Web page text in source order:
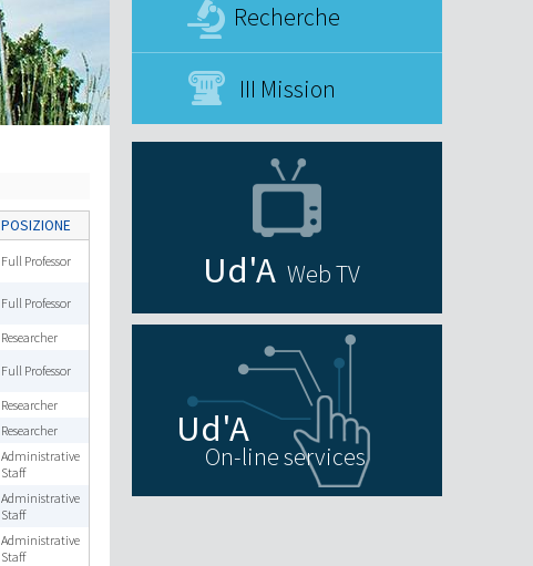
Recherche
III Mission
POSIZIONE
Full Professor
Full Professor
Researcher
Full Professor
Researcher
Researcher
Administrative
Staff
Administrative
Staff
Administrative
Staff
Web TV
On-line services